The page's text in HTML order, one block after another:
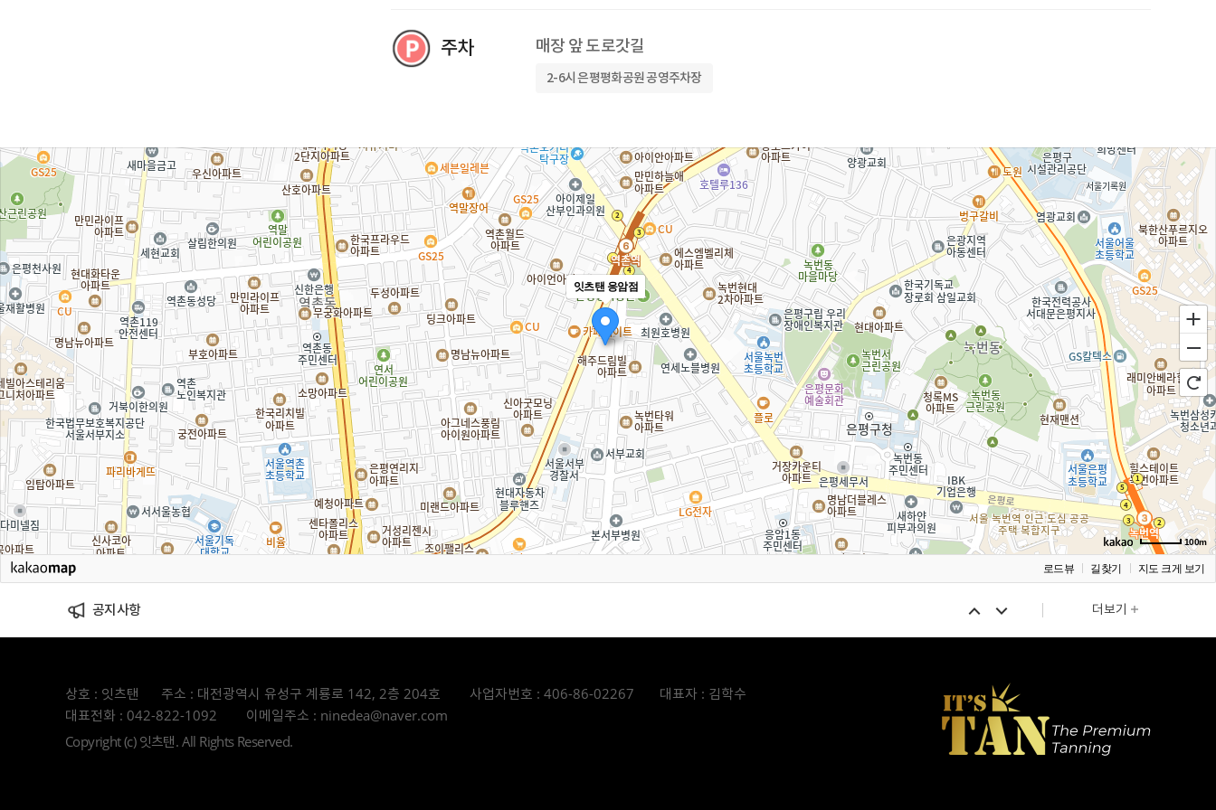
주차 매장 앞 도로갓길
2-6시 은평평화공원 공영주차장
잇츠탠 응암점
100m
로드뷰 길찾기 지도 크게 보기
공지사항 더보기
상호 : 잇츠탠 주소 : 대전광역시 유성구 계룡로 142, 2층 204호 사업자번호 : 406-86-02267
대표자 : 김학수
대표전화 : 042-822-1092
이메일주소 : ninedea@naver.com
Copyright (c) 잇츠탠. All Rights Reserved.